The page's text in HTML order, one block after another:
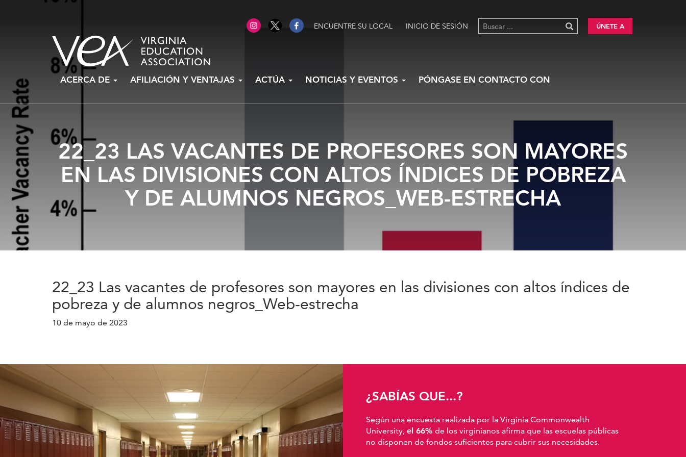
ENCUENTRE SU LOCAL INICIO DE SESIÓN ÚNETE A
Ir
ACERCA DE AFILIACIÓN Y VENTAJAS ACTÚA NOTICIAS Y EVENTOS PÓNGASE EN CONTACTO CON
22_23 LAS VACANTES DE PROFESORES SON MAYORES
EN LAS DIVISIONES CON ALTOS ÍNDICES DE POBREZA
Y DE ALUMNOS NEGROS_WEB-ESTRECHA
22_23 Las vacantes de profesores son mayores en las divisiones con altos índices de
pobreza y de alumnos negros_Web-estrecha
10 de mayo de 2023
¿SABÍAS QUE...?
Según una encuesta realizada por la Virginia Commonwealth
University, el 66% de los virginianos afirma que las escuelas públicas
no disponen de fondos suficientes para cubrir sus necesidades.